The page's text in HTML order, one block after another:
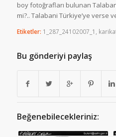
boy fotoğrafları bulunan
mi?.. Talabani Türkiye’ye verse
Etiketler: 1_287_24102007_1
Bu gönderiyi paylaş
Beğenebilecekleriniz: